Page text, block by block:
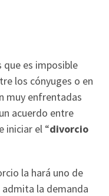
que es imposible
los cónyuges o en
muy enfrentadas
acuerdo entre
iniciar el “divorcio
la hará uno de
admita la demanda